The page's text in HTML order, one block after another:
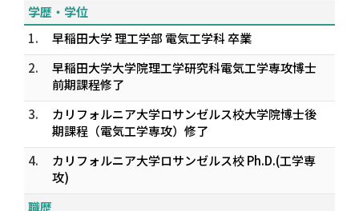
学歴・学位
1.
早稲田大学 理工学部 電気工学科 卒業
2.
早稲田大学大学院理工学研究科電気工学専攻博士
前期課程修了
3.
カリフォルニア大学ロサンゼルス校大学院博士後
期課程（電気工学専攻）修了
4.
カリフォルニア大学ロサンゼルス校 Ph.D.(工学専
攻)
職歴